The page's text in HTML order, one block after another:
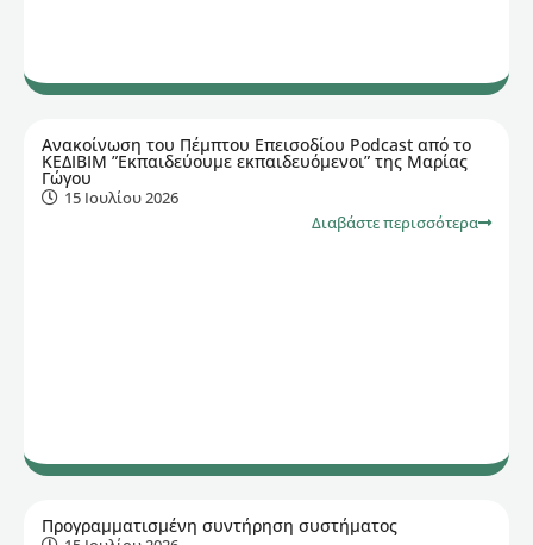
Ανακοίνωση του Πέμπτου Επεισοδίου Podcast από το
ΚΕΔΙΒΙΜ ”Εκπαιδεύουμε εκπαιδευόμενοι” της Μαρίας
Γώγου
15 Ιουλίου 2026
Διαβάστε περισσότερα
Προγραμματισμένη συντήρηση συστήματος